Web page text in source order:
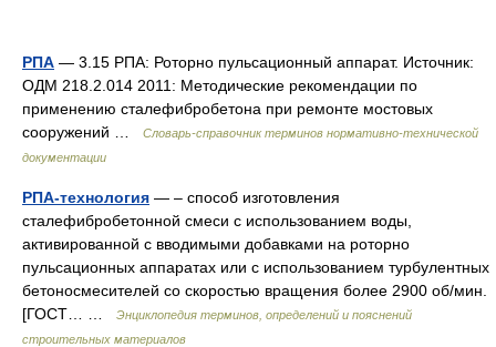
РПА — 3.15 РПА: Роторно пульсационный аппарат. Источник:
ОДМ 218.2.014 2011: Методические рекомендации по
применению сталефибробетона при ремонте мостовых
сооружений …
Словарь-справочник терминов нормативно-технической
документации
РПА-технология — – способ изготовления
сталефибробетонной смеси с использованием воды,
активированной с вводимыми добавками на роторно
пульсационных аппаратах или с использованием турбулентных
бетоносмесителей со скоростью вращения более 2900 об/мин.
[ГОСТ… …
Энциклопедия терминов, определений и пояснений
строительных материалов